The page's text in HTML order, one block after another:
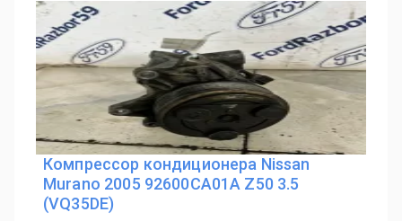
Компрессор кондиционера Nissan
Murano 2005 92600CA01A Z50 3.5
(VQ35DE)